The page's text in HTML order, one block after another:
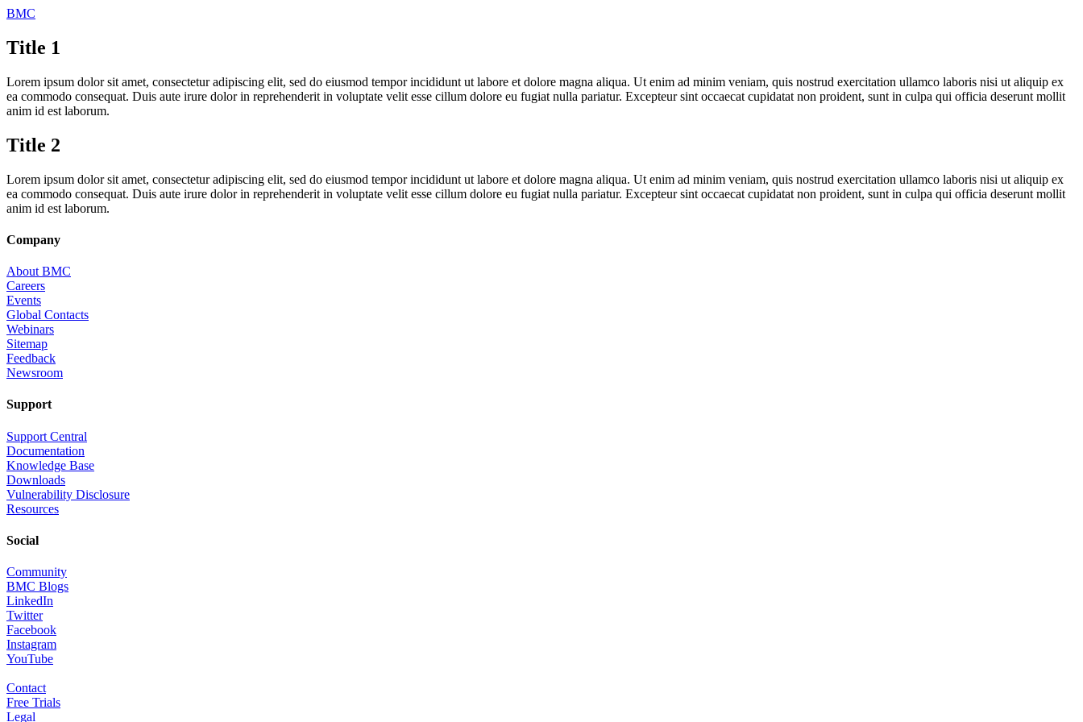
BMC
Title 1
Lorem ipsum dolor sit amet, consectetur adipiscing elit, sed do eiusmod tempor incididunt ut labore et dolore magna aliqua. Ut enim ad minim veniam, quis nostrud exercitation ullamco laboris nisi ut aliquip ex
ea commodo consequat. Duis aute irure dolor in reprehenderit in voluptate velit esse cillum dolore eu fugiat nulla pariatur. Excepteur sint occaecat cupidatat non proident, sunt in culpa qui officia deserunt mollit
anim id est laborum.
Title 2
Lorem ipsum dolor sit amet, consectetur adipiscing elit, sed do eiusmod tempor incididunt ut labore et dolore magna aliqua. Ut enim ad minim veniam, quis nostrud exercitation ullamco laboris nisi ut aliquip ex
ea commodo consequat. Duis aute irure dolor in reprehenderit in voluptate velit esse cillum dolore eu fugiat nulla pariatur. Excepteur sint occaecat cupidatat non proident, sunt in culpa qui officia deserunt mollit
anim id est laborum.
Company
About BMC
Careers
Events
Global Contacts
Webinars
Sitemap
Feedback
Newsroom
Support
Support Central
Documentation
Knowledge Base
Downloads
Vulnerability Disclosure
Resources
Social
Community
BMC Blogs
LinkedIn
Twitter
Facebook
Instagram
YouTube
Contact
Free Trials
Legal